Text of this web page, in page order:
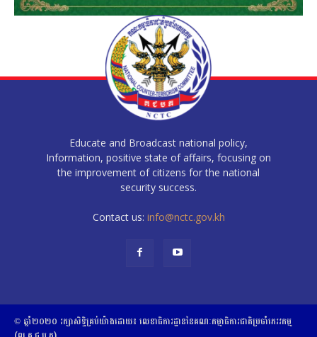
Educate and Broadcast national policy,
Information, positive state of affairs, focusing on
the improvement of citizens for the national
security success.
Contact us: info@nctc.gov.kh
© ឆ្នាំ២០២០​ ​រក្សាសិទ្ធិ​គ្រប់យ៉ាង​ដោយ​៖​ ​លេខាធិការដ្ឋាននៃគណៈកម្មាធិការជាតិប្រចាំភេរវកម្ម